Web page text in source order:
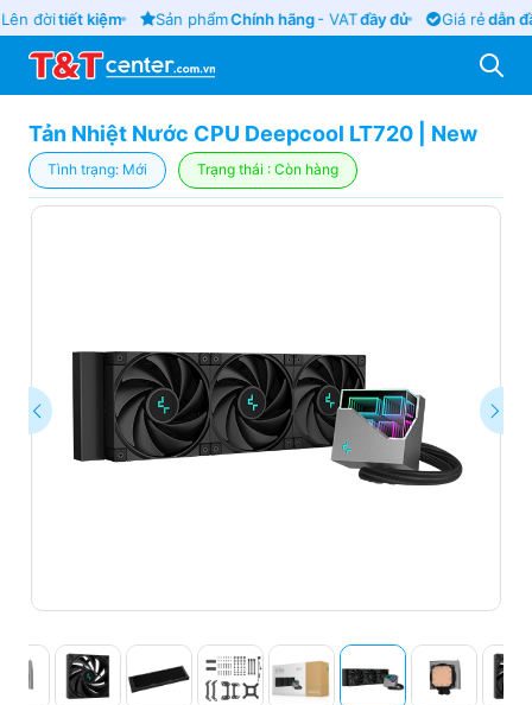
đờitiết kiệm Sản phẩmChính hãng- VATđầy đủ Giá rẻdẫn
Tản Nhiệt Nước CPU Deepcool LT720 | New
Tình trạng: Mới Trạng thái : Còn hàng